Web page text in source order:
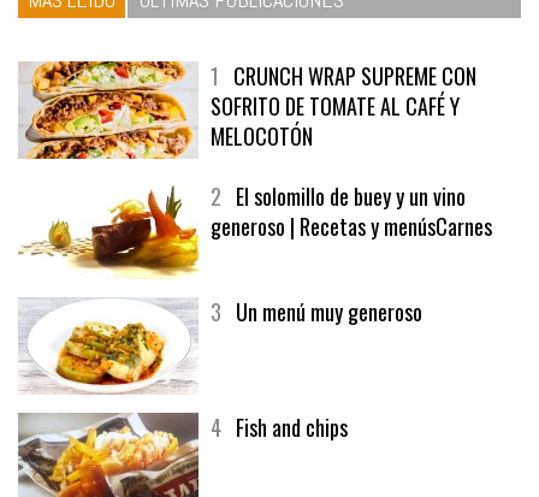
1 CRUNCH WRAP SUPREME CON
SOFRITO DE TOMATE AL CAFÉ Y
MELOCOTÓN
2 El solomillo de buey y un vino
generoso | Recetas y menúsCarnes
3 Un menú muy generoso
4 Fish and chips